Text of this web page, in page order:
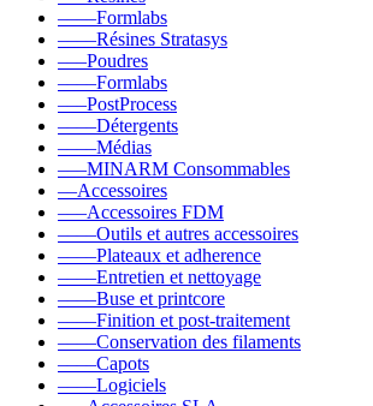
––––Formlabs
––––Résines Stratasys
–––Poudres
––––Formlabs
–––PostProcess
––––Détergents
––––Médias
–––MINARM Consommables
––Accessoires
–––Accessoires FDM
––––Outils et autres accessoires
––––Plateaux et adherence
––––Entretien et nettoyage
––––Buse et printcore
––––Finition et post-traitement
––––Conservation des filaments
––––Capots
––––Logiciels